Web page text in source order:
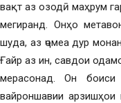
вақт аз озодӣ маҳрум
мегиранд. Онҳо
шуда, аз ҷомеа дур
Ғайр аз ин, савдои
мерасонад. Он боиси
вайроншавии